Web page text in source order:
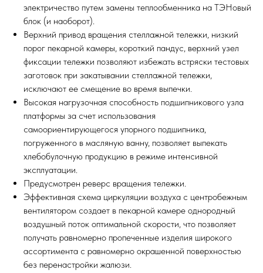
электричество путем замены теплообменника на ТЭНовый
блок (и наоборот).
Верхний привод вращения стеллажной тележки, низкий
порог пекарной камеры, короткий пандус, верхний узел
фиксации тележки позволяют избежать встряски тестовых
заготовок при закатывании стеллажной тележки,
исключают ее смещение во время выпечки.
Высокая нагрузочная способность подшипникового узла
платформы за счет использования
самоориентирующегося упорного подшипника,
погруженного в масляную ванну, позволяет выпекать
хлебобулочную продукцию в режиме интенсивной
эксплуатации.
Предусмотрен реверс вращения тележки.
Эффективная схема циркуляции воздуха с центробежным
вентилятором создает в пекарной камере однородный
воздушный поток оптимальной скорости, что позволяет
получать равномерно пропеченные изделия широкого
ассортимента с равномерно окрашенной поверхностью
без перенастройки жалюзи.